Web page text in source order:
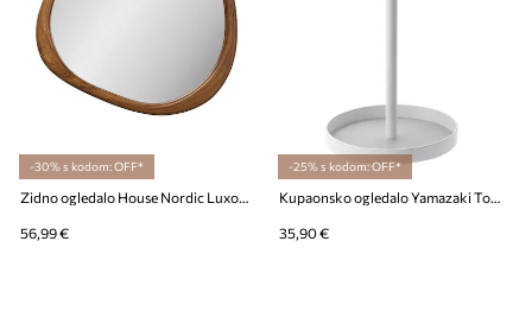
-30% s kodom: OFF*
56,99 €
-25% s kodom: OFF*
35,90 €